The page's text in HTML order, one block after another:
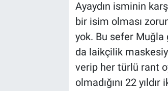
Ayaydın isminin
bir isim olması
yok. Bu sefer Muğla
da laikçilik
verip her türlü rant
olmadığını 22